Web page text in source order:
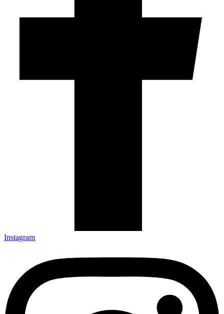
Instagram